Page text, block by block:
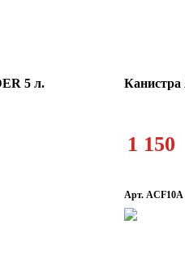
5 л.
1 150
Арт. ACF10A